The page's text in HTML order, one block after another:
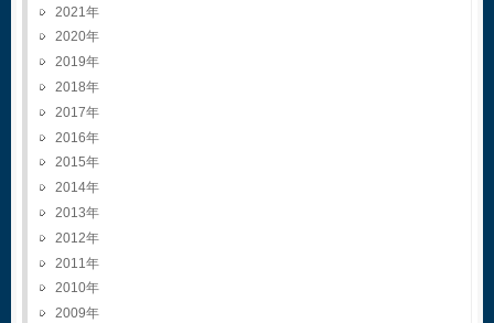
2021
2020
2019
2018
2017
2016
2015
2014
2013
2012
2011
2010
2009